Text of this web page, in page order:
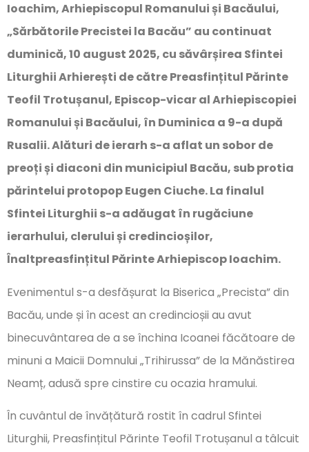
Ioachim, Arhiepiscopul Romanului și Bacăului,
„Sărbătorile Precistei la Bacău” au continuat
duminică, 10 august 2025, cu săvârșirea Sfintei
Liturghii Arhierești de către Preasfințitul Părinte
Teofil Trotușanul, Episcop-vicar al Arhiepiscopiei
Romanului și Bacăului, în Duminica a 9-a după
Rusalii. Alături de ierarh s-a aflat un sobor de
preoți și diaconi din municipiul Bacău, sub protia
părintelui protopop Eugen Ciuche. La finalul
Sfintei Liturghii s-a adăugat în rugăciune
ierarhului, clerului și credincioșilor,
Înaltpreasfințitul Părinte Arhiepiscop Ioachim.
Evenimentul s-a desfășurat la Biserica „Precista” din
Bacău, unde și în acest an credincioșii au avut
binecuvântarea de a se închina Icoanei făcătoare de
minuni a Maicii Domnului „Trihirussa” de la Mănăstirea
Neamț, adusă spre cinstire cu ocazia hramului.
În cuvântul de învățătură rostit în cadrul Sfintei
Liturghii, Preasfințitul Părinte Teofil Trotușanul a tâlcuit